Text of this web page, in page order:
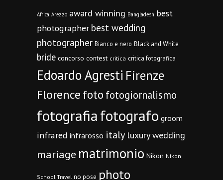
Africa Arezzo award winning Bangladesh best
photographer best wedding
photographer Bianco e nero Black and White
bride concorso contest critica critica fotografica
Edoardo Agresti Firenze
Florencefoto fotogiornalismo
fotografiafotografo groom
infrared infrarosso italy luxury wedding
mariage matrimonio Nikon Nikon
School Travel no pose photo